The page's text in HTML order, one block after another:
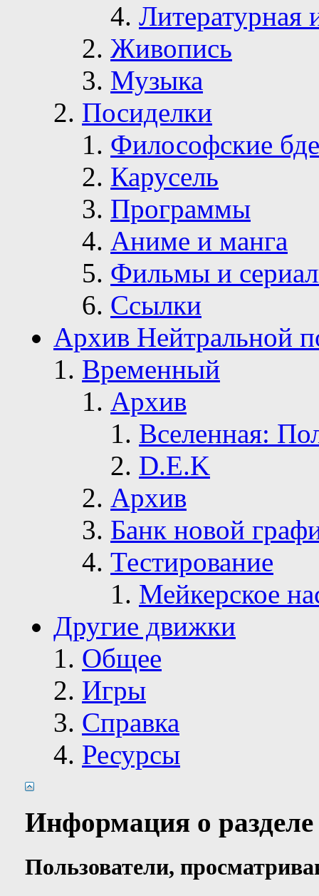
Живопись
Музыка
Посиделки
Философские
Карусель
Программы
Аниме и манга
Фильмы и
Ссылки
Архив Нейтральной
Временный
Архив
Вселенная:
D.E.K
Архив
Банк новой
Тестирование
Мейкерское
Другие движки
Общее
Игры
Справка
Ресурсы
Информация о
Пользователи,